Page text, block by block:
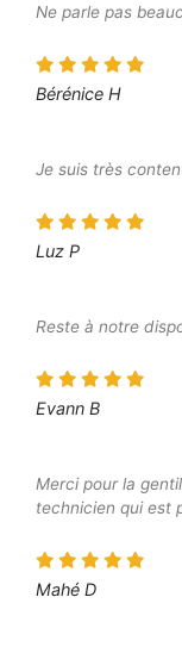
Ne parle pas
Bérénice H
Je suis très
Luz P
Reste à notre
Evann B
Merci pour la
technicien qui est
Mahé D